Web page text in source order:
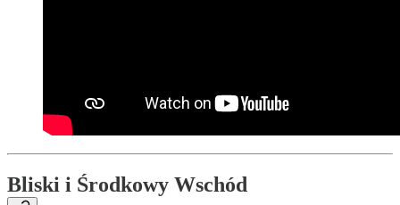
Bliski i Środkowy Wschód